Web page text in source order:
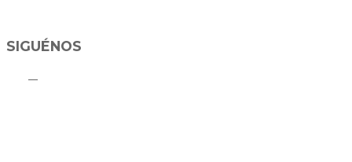
SIGUÉNOS